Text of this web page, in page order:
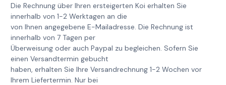
Die Rechnung über Ihren ersteigerten Koi erhalten Sie
innerhalb von 1-2 Werktagen an die
von Ihnen angegebene E-Mailadresse. Die Rechnung ist
innerhalb von 7 Tagen per
Überweisung oder auch Paypal zu begleichen. Sofern Sie
einen Versandtermin gebucht
haben, erhalten Sie Ihre Versandrechnung 1-2 Wochen vor
Ihrem Liefertermin. Nur bei